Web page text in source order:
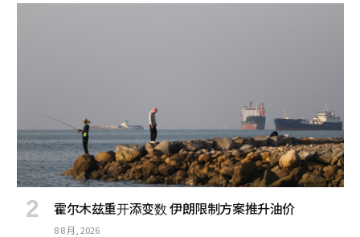
霍尔木兹重开添变数 伊朗限制方案推升油价
8 8 月, 2026